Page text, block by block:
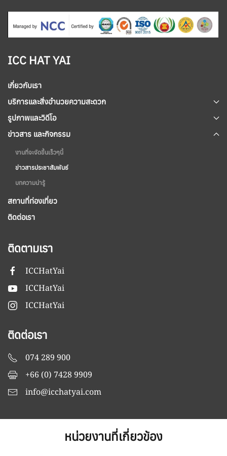
ICC HAT YAI
เกี่ยวกับเรา
บริการและสิ่งอำนวยความสะดวก
รูปภาพและวิดีโอ
ข่าวสาร และกิจกรรม
งานที่จะจัดขึ้นเร็วๆนี้
ข่าวสารประชาสัมพันธ์
บทความน่ารู้
สถานที่ท่องเที่ยว
ติดต่อเรา
ติดตามเรา
ICCHatYai
ICCHatYai
ICCHatYai
ติดต่อเรา
074 289 900
+66 (0) 7428 9909
info@icchatyai.com
หน่วยงานที่เกี่ยวข้อง